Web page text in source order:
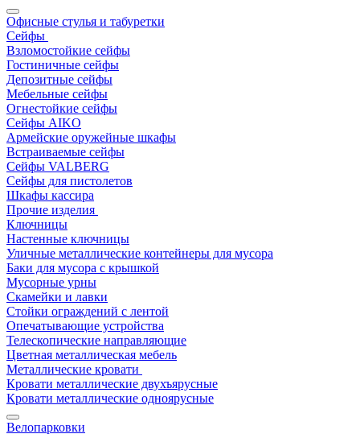
Офисные стулья и табуретки
Сейфы
Взломостойкие сейфы
Гостиничные сейфы
Депозитные сейфы
Мебельные сейфы
Огнестойкие сейфы
Сейфы AIKO
Армейские оружейные шкафы
Встраиваемые сейфы
Сейфы VALBERG
Сейфы для пистолетов
Шкафы кассира
Прочие изделия
Ключницы
Настенные ключницы
Уличные металлические контейнеры для мусора
Баки для мусора с крышкой
Мусорные урны
Скамейки и лавки
Стойки ограждений с лентой
Опечатывающие устройства
Телескопические направляющие
Цветная металлическая мебель
Металлические кровати
Кровати металлические двухъярусные
Кровати металлические одноярусные
Велопарковки